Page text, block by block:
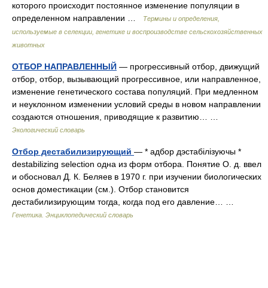
которого происходит постоянное изменение популяции в
определенном направлении …
Термины и определения,
используемые в селекции, генетике и воспроизводстве сельскохозяйственных
животных
ОТБОР НАПРАВЛЕННЫЙ — прогрессивный отбор, движущий
отбор, отбор, вызывающий прогрессивное, или направленное,
изменение генетического состава популяций. При медленном
и неуклонном изменении условий среды в новом направлении
создаются отношения, приводящие к развитию… …
Экологический словарь
Отбор дестабилизирующий — * адбор дэстабілізуючы *
destabilizing selection одна из форм отбора. Понятие О. д. ввел
и обосновал Д. К. Беляев в 1970 г. при изучении биологических
основ доместикации (см.). Отбор становится
дестабилизирующим тогда, когда под его давление… …
Генетика. Энциклопедический словарь